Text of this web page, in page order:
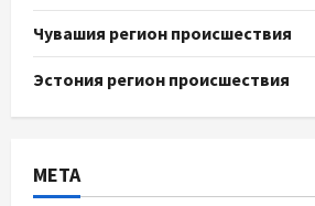
Чувашия регион происшествия
Эстония регион происшествия
МЕТА